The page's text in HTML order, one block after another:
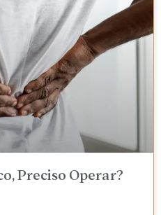
Preciso Operar?